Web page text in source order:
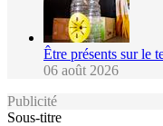
Être présents sur le
06 août 2026
Publicité
Sous-titre